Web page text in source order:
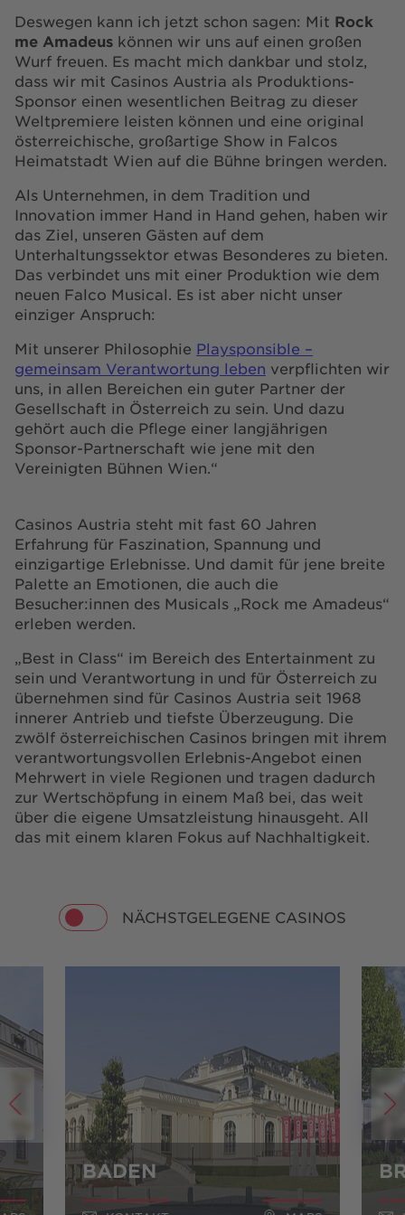
Deswegen kann ich jetzt schon sagen: Mit Rock
me Amadeus können wir uns auf einen großen
Wurf freuen. Es macht mich dankbar und stolz,
dass wir mit Casinos Austria als Produktions-
Sponsor einen wesentlichen Beitrag zu dieser
Weltpremiere leisten können und eine original
österreichische, großartige Show in Falcos
Heimatstadt Wien auf die Bühne bringen werden.
Als Unternehmen, in dem Tradition und
Innovation immer Hand in Hand gehen, haben wir
das Ziel, unseren Gästen auf dem
Unterhaltungssektor etwas Besonderes zu bieten.
Das verbindet uns mit einer Produktion wie dem
neuen Falco Musical. Es ist aber nicht unser
einziger Anspruch:
Mit unserer Philosophie Playsponsible –
gemeinsam Verantwortung leben verpflichten wir
uns, in allen Bereichen ein guter Partner der
Gesellschaft in Österreich zu sein. Und dazu
gehört auch die Pflege einer langjährigen
Sponsor-Partnerschaft wie jene mit den
Vereinigten Bühnen Wien.“
Casinos Austria steht mit fast 60 Jahren
Erfahrung für Faszination, Spannung und
einzigartige Erlebnisse. Und damit für jene breite
Palette an Emotionen, die auch die
Besucher:innen des Musicals „Rock me Amadeus“
erleben werden.
„Best in Class“ im Bereich des Entertainment zu
sein und Verantwortung in und für Österreich zu
übernehmen sind für Casinos Austria seit 1968
innerer Antrieb und tiefste Überzeugung. Die
zwölf österreichischen Casinos bringen mit ihrem
verantwortungsvollen Erlebnis-Angebot einen
Mehrwert in viele Regionen und tragen dadurch
zur Wertschöpfung in einem Maß bei, das weit
über die eigene Umsatzleistung hinausgeht. All
das mit einem klaren Fokus auf Nachhaltigkeit.
NÄCHSTGELEGENE CASINOS
BADEN